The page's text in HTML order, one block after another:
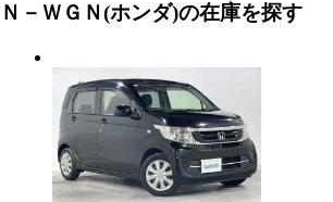
Ｎ－ＷＧＮ(ホンダ)の在庫を探す